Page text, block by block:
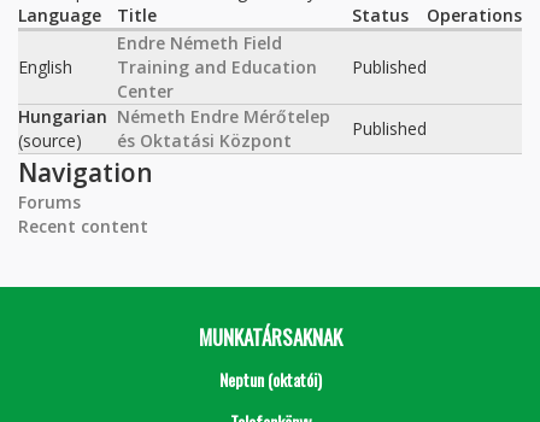
Language
Title Status Operations
English
Endre Németh Field
Training and Education
Center
Published
Hungarian
(source)
Németh Endre Mérőtelep
és Oktatási Központ
Published
Navigation
Forums
Recent content
MUNKATÁRSAKNAK
Neptun (oktatói)